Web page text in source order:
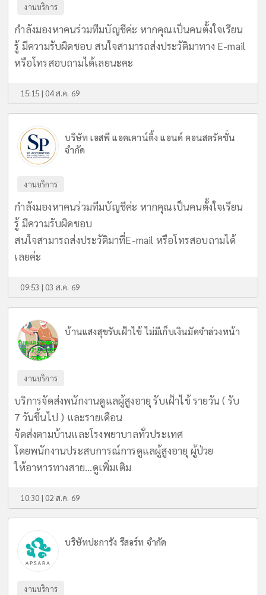
งานบริการ
กำลังมองหาคนร่วมทีมบัญชีค่ะ หากคุณเป็นคนตั้งใจเรียน
รู้ มีความรับผิดชอบ สนใจสามารถส่งประวัติมาทาง E-mail
หรือโทรสอบถามได้เลยนะคะ
15:15 | 04 ส.ค. 69
บริษัท เอสพี แอคเคาน์ติ้ง แอนด์ คอนสตรัคชั่น
จำกัด
งานบริการ
กำลังมองหาคนร่วมทีมบัญชีค่ะ หากคุณเป็นคนตั้งใจเรียน
รู้ มีความรับผิดชอบ
สนใจสามารถส่งประวัติมาที่E-mail หรือโทรสอบถามได้
เลยค่ะ
09:53 | 03 ส.ค. 69
บ้านแสงสุขรับเฝ้าไข้ ไม่มีเก็บเงินมัดจำล่วงหน้า
งานบริการ
บริการจัดส่งพนักงานดูแลผู้สูงอายุ รับเฝ้าไข้ รายวัน ( รับ
7 วันขึ้นไป ) และรายเดือน
จัดส่งตามบ้านและโรงพยาบาลทั่วประเทศ
โดยพนักงานประสบการณ์การดูแลผู้สูงอายุ ผู้ป่วย
ให้อาหารทางสาย...ดูเพิ่มเติม
10:30 | 02 ส.ค. 69
บริษัทปะการัง รีสอร์ท จำกัด
งานบริการ